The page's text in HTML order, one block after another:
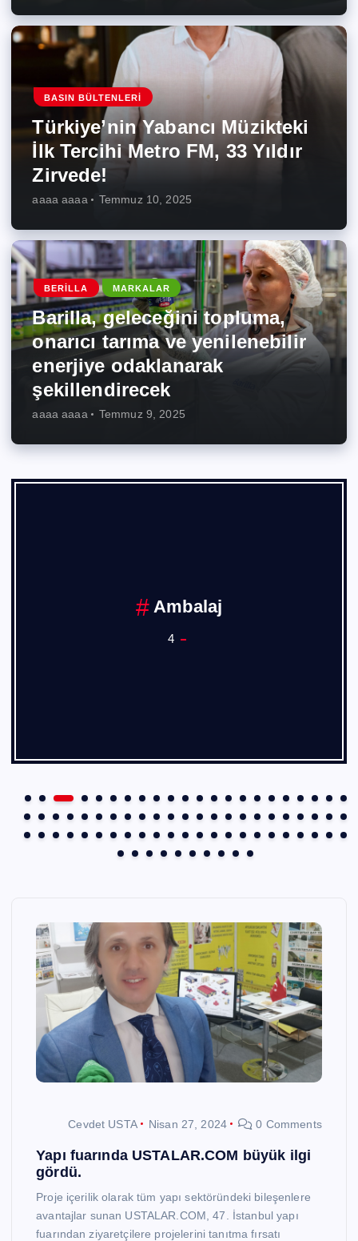
BASIN BÜLTENLERI
Türkiye’nin Yabancı Müzikteki
İlk Tercihi Metro FM, 33 Yıldır
Zirvede!
aaaa aaaa Temmuz 10, 2025
BERILLA MARKALAR
Barilla, geleceğini topluma,
onarıcı tarıma ve yenilenebilir
enerjiye odaklanarak
şekillendirecek
aaaa aaaa Temmuz 9, 2025
Ambalaj
4
Cevdet USTA Nisan 27, 2024 0 Comments
Yapı fuarında USTALAR.COM büyük ilgi
gördü.
Proje içerilik olarak tüm yapı sektöründeki bileşenlere
avantajlar sunan USTALAR.COM, 47. İstanbul yapı
fuarından ziyaretçilere projelerini tanıtma fırsatı